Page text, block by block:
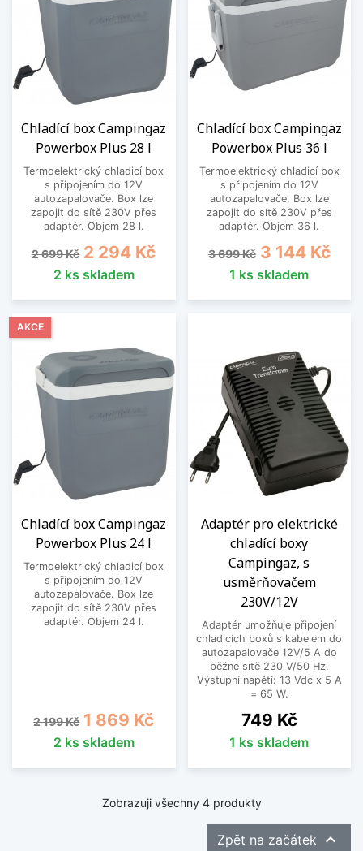
Chladící box Campingaz
Powerbox Plus 28 l
Termoelektrický chladicí box
s připojením do 12V
autozapalovače. Box lze
zapojit do sítě 230V přes
adaptér. Objem 28 l.
Běžná cena
2 699 Kč Cena
2 294 Kč
2 ks skladem
Chladící box Campingaz
Powerbox Plus 36 l
Termoelektrický chladicí box
s připojením do 12V
autozapalovače. Box lze
zapojit do sítě 230V přes
adaptér. Objem 36 l.
Běžná cena
3 699 Kč Cena
3 144 Kč
1 ks skladem
Chladící box Campingaz
Powerbox Plus 24 l
Termoelektrický chladicí box
s připojením do 12V
autozapalovače. Box lze
zapojit do sítě 230V přes
adaptér. Objem 24 l.
Běžná cena
2 199 Kč Cena
1 869 Kč
2 ks skladem
AKCE
Adaptér pro elektrické
chladící boxy
Campingaz, s
usměrňovačem
230V/12V
Adaptér umožňuje připojení
chladicích boxů s kabelem do
autozapalovače 12V/5 A do
běžné sítě 230 V/50 Hz.
Výstupní napětí: 13 Vdc x 5 A
= 65 W.
Cena
749 Kč
1 ks skladem
Zobrazuji všechny 4 produkty
Zpět na začátek 